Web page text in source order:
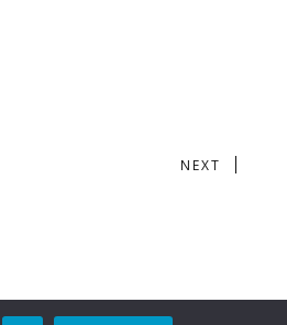
NEXT